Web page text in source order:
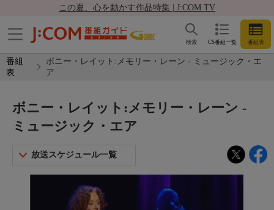
この夏、心を動かす作品特集 | J:COM TV
CS番組一覧 番組表
検索
番組
表
ボニー・レイット:メモリー・レーン - ミュージック・エ
ア
ボニー・レイット:メモリー・レーン -
ミュージック・エア
放送スケジュール一覧